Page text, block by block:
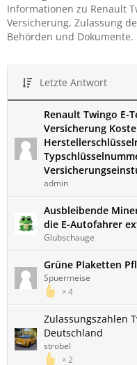
Informationen zu Renault
Versicherung, Zulassung
Behörden und Dokumente.
Letzte Antwort
Renault Twingo E-
Versicherung
admin
Ausbleibende
die E-Autofahrer
Glubschauge
Grüne Plaketten
4
Spuermeise
Zulassungszahlen
Deutschland
2
strobel